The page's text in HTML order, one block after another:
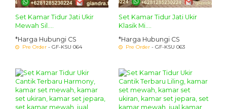
Set Kamar Tidur Jati Ukir
Mewah Sil....
*Harga Hubungi CS
Pre Order - GF-KSU 064
Set Kamar Tidur Jati Ukir
Klasik Mi....
*Harga Hubungi CS
Pre Order - GF-KSU 063